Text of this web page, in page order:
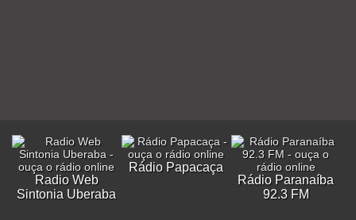
Radio Web
Sintonia Uberaba
Rádio Papacaça
Rádio Paranaíba
92.3 FM